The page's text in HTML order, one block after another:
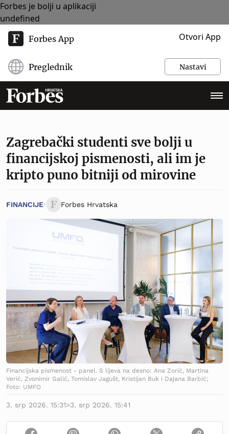
Forbes je bolji u aplikaciji
undefined
Forbes App Otvori App
Preglednik Nastavi
Zagrebački studenti sve bolji u
financijskoj pismenosti, ali im je
kripto puno bitniji od mirovine
FINANCIJE Forbes Hrvatska
Financijska pismenost - panel. S lijeva na desno: Ana Zorić, Martina
Verić, Zvonimir Galić, Tomislav Jagušt, Kristijan Buk i Dajana Barbić;
Foto: UMFO
3. srp 2026. 15:31>3. srp 2026. 15:41